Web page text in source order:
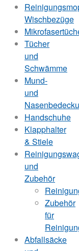
Wischbezüge
Tücher
und
Schwämme
Mund-
und
Handschuhe
Klapphalter
& Stiele
und
Zubehör
Zubehör
für
Abfallsäcke